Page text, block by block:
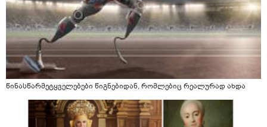
წინასწარმეტყველებები წიგნებიდან, რომლებიც რეალურად ახდა